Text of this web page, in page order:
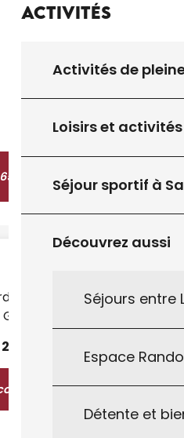
Activités
Activités de
Loisirs et activités
Séjour sportif à
Découvrez aussi
Séjours entre
Espace
Détente et
31 07 ▒▒
des Martyrs
27